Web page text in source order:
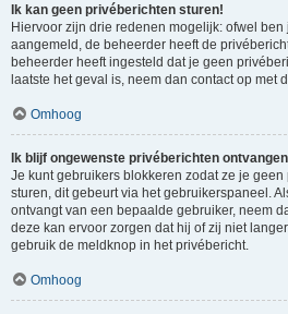
Ik kan geen privéberichten sturen!
Hiervoor zijn drie redenen mogelijk: ofwel
aangemeld, de beheerder heeft de
beheerder heeft ingesteld dat je geen
laatste het geval is, neem dan contact op met
Omhoog
Ik blijf ongewenste privéberichten
Je kunt gebruikers blokkeren zodat ze je
sturen, dit gebeurt via het gebruikerspaneel.
ontvangt van een bepaalde gebruiker, neem
deze kan ervoor zorgen dat hij of zij niet
gebruik de meldknop in het privébericht.
Omhoog